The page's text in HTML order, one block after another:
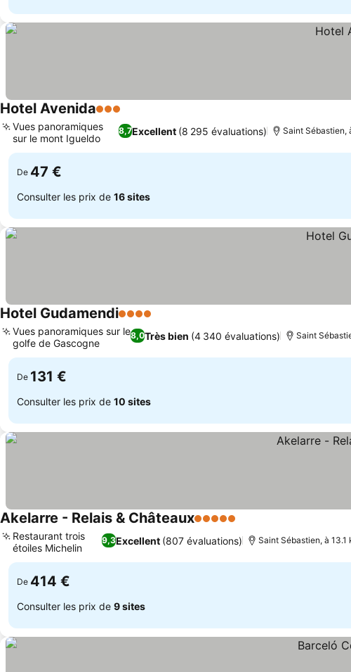
Hotel Avenida3 Étoiles
8,7Excellent (8 295 évaluations)
Vues panoramiques
sur le mont Igueldo
Saint Sébastien,
De 47 €
Consulter les prix de 16 sites
Hotel Gudamendi4 Étoiles
8,0Très bien (4 340 évaluations)
Vues panoramiques sur le
golfe de Gascogne
Saint
De 131 €
Consulter les prix de 10 sites
Akelarre - Relais & Châteaux5 Étoiles
9,3Excellent (807 évaluations)
Restaurant trois
étoiles Michelin
Saint Sébastien, à 13.1
De 414 €
Consulter les prix de 9 sites